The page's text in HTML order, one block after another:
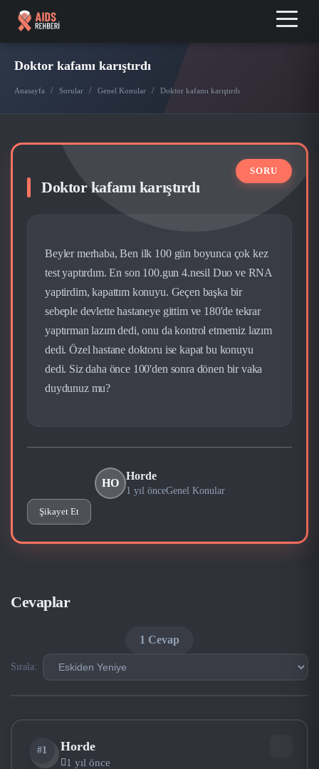
Doktor kafamı karıştırdı
Anasayfa / Sorular / Genel Konular / Doktor kafamı karıştırdı
Doktor kafamı karıştırdı
Beyler merhaba, Ben ilk 100 gün boyunca çok kez
test yaptırdım. En son 100.gun 4.nesil Duo ve RNA
yaptirdim, kapattım konuyu. Geçen başka bir
sebeple devlette hastaneye gittim ve 180'de tekrar
yaptırman lazım dedi, onu da kontrol etmemiz lazım
dedi. Özel hastane doktoru ise kapat bu konuyu
dedi. Siz daha önce 100'den sonra dönen bir vaka
duydunuz mu?
HO
Horde
1 yıl önceGenel Konular
Şikayet Et
Cevaplar
1 Cevap
Sırala:
#1
HO
Horde
1 yıl önce